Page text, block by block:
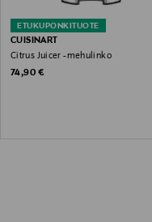
ETUKUPONKITUOTE
CUISINART
Citrus Juicer -mehulinko
Original Price
74,90 €